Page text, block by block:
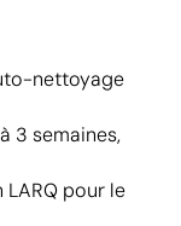
nettoyage
3 semaines,
pour le